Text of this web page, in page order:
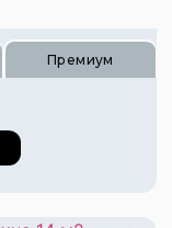
Премиум